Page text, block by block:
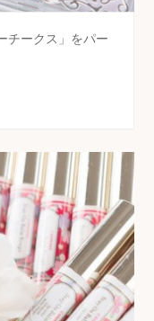
チークス」をパー